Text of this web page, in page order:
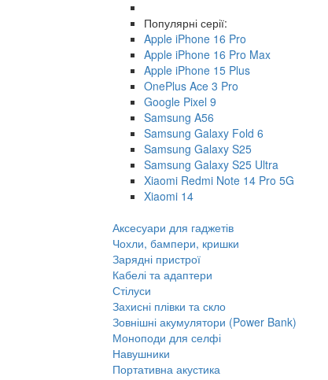
Популярні серії:
Apple iPhone 16 Pro
Apple iPhone 16 Pro Max
Apple iPhone 15 Plus
OnePlus Ace 3 Pro
Google Pixel 9
Samsung A56
Samsung Galaxy Fold 6
Samsung Galaxy S25
Samsung Galaxy S25 Ultra
Xiaomi Redmi Note 14 Pro 5G
Xiaomi 14
Аксесуари для гаджетів
Чохли, бампери, кришки
Зарядні пристрої
Кабелі та адаптери
Стілуси
Захисні плівки та скло
Зовнішні акумулятори (Power Bank)
Моноподи для селфі
Навушники
Портативна акустика